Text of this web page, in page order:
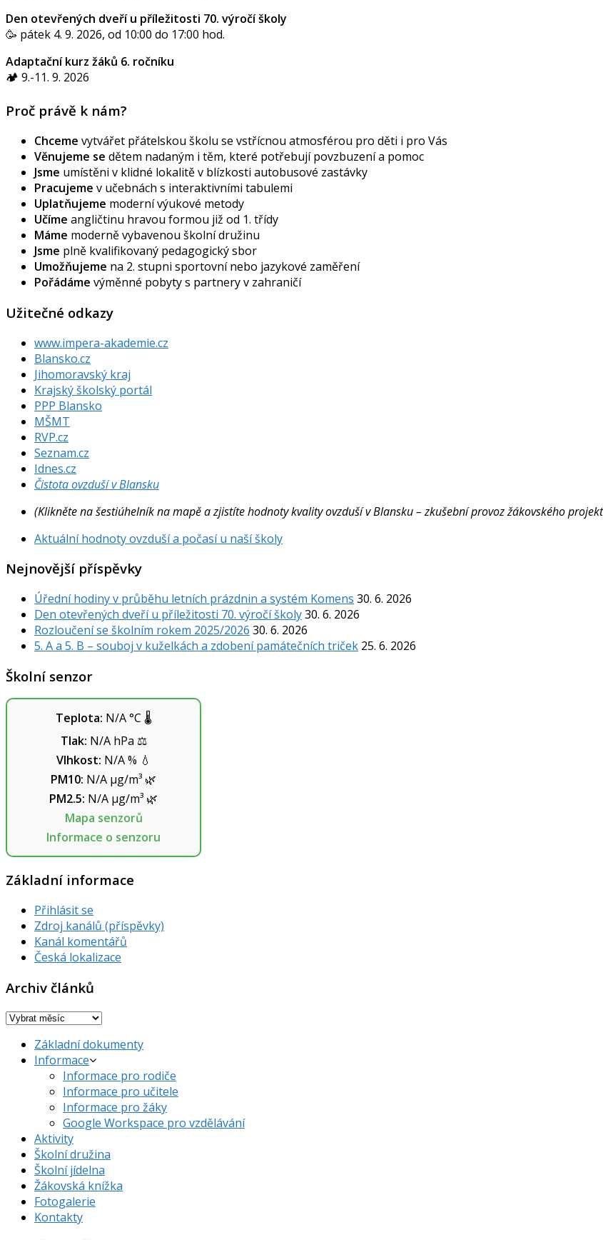
Den otevřených dveří u příležitosti 70. výročí školy
🥳 pátek 4. 9. 2026, od 10:00 do 17:00 hod.
Adaptační kurz žáků 6. ročníku
🏕️ 9.-11. 9. 2026
Proč právě k nám?
Chceme vytvářet přátelskou školu se vstřícnou atmosférou pro děti i pro Vás
Věnujeme se dětem nadaným i těm, které potřebují povzbuzení a pomoc
Jsme umístěni v klidné lokalitě v blízkosti autobusové zastávky
Pracujeme v učebnách s interaktivními tabulemi
Uplatňujeme moderní výukové metody
Učíme angličtinu hravou formou již od 1. třídy
Máme moderně vybavenou školní družinu
Jsme plně kvalifikovaný pedagogický sbor
Umožňujeme na 2. stupni sportovní nebo jazykové zaměření
Pořádáme výměnné pobyty s partnery v zahraničí
Užitečné odkazy
www.impera-akademie.cz
Blansko.cz
Jihomoravský kraj
Krajský školský portál
PPP Blansko
MŠMT
RVP.cz
Seznam.cz
Idnes.cz
Čistota ovzduší v Blansku
(Klikněte na šestiúhelník na mapě a zjistíte hodnoty kvality ovzduší v Blansku – zkušební provoz žákovského
Aktuální hodnoty ovzduší a počasí u naší školy
Nejnovější příspěvky
Úřední hodiny v průběhu letních prázdnin a systém Komens 30. 6. 2026
Den otevřených dveří u příležitosti 70. výročí školy30. 6. 2026
Rozloučení se školním rokem 2025/2026 30. 6. 2026
5. A a 5. B – souboj v kuželkách a zdobení památečních triček 25. 6. 2026
Školní senzor
Teplota: N/A°C 🌡️
Tlak: N/AhPa ⚖️
Vlhkost: N/A% 💧
PM10: N/A µg/m³ 🌿
PM2.5: N/A µg/m³ 🌿
Mapa senzorů
Informace o senzoru
Základní informace
Přihlásit se
Zdroj kanálů (příspěvky)
Kanál komentářů
Česká lokalizace
Archiv článků
Archiv
Základní dokumenty
Informace
Informace pro rodiče
Informace pro učitele
Informace pro žáky
Google Workspace pro vzdělávání
Aktivity
Školní družina
Školní jídelna
Žákovská knížka
Fotogalerie
Kontakty